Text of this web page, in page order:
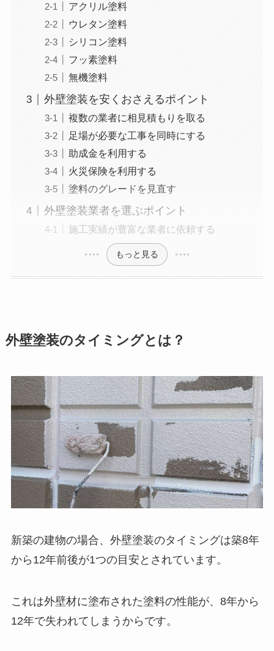
アクリル塗料
ウレタン塗料
シリコン塗料
フッ素塗料
無機塗料
外壁塗装を安くおさえるポイント
複数の業者に相見積もりを取る
足場が必要な工事を同時にする
助成金を利用する
火災保険を利用する
塗料のグレードを見直す
外壁塗装業者を選ぶポイント
施工実績が豊富な業者に依頼する
もっと見る
外壁塗装のタイミングとは？
新築の建物の場合、外壁塗装のタイミングは築8年
から12年前後が1つの目安とされています。
これは外壁材に塗布された塗料の性能が、8年から
12年で失われてしまうからです。